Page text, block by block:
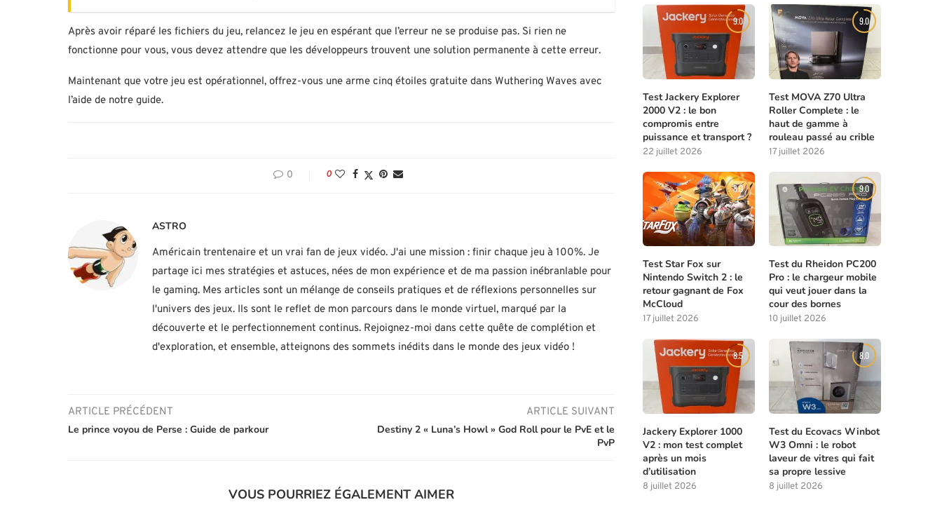
Après avoir réparé les fichiers du jeu, relancez le jeu en espérant que l’erreur ne se produise pas. Si rien ne
fonctionne pour vous, vous devez attendre que les développeurs trouvent une solution permanente à cette erreur.
Maintenant que votre jeu est opérationnel, offrez-vous une arme cinq étoiles gratuite dans Wuthering Waves avec
l’aide de notre guide.
0 0
ASTRO
Américain trentenaire et un vrai fan de jeux vidéo. J'ai une mission : finir chaque jeu à 100%. Je
partage ici mes stratégies et astuces, nées de mon expérience et de ma passion inébranlable pour
le gaming. Mes articles sont un mélange de conseils pratiques et de réflexions personnelles sur
l'univers des jeux. Ils sont le reflet de mon parcours dans le monde virtuel, marqué par la
découverte et le perfectionnement continus. Rejoignez-moi dans cette quête de complétion et
d'exploration, et ensemble, atteignons des sommets inédits dans le monde des jeux vidéo !
ARTICLE PRÉCÉDENT
Le prince voyou de Perse : Guide de parkour
ARTICLE SUIVANT
Destiny 2 « Luna’s Howl » God Roll pour le PvE et le
PvP
VOUS POURRIEZ ÉGALEMENT AIMER
9.0
Test Jackery Explorer
2000 V2 : le bon
compromis entre
puissance et transport ?
22 juillet 2026
9.0
Test MOVA Z70 Ultra
Roller Complete : le
haut de gamme à
rouleau passé au crible
17 juillet 2026
8.0
Test Star Fox sur
Nintendo Switch 2 : le
retour gagnant de Fox
McCloud
17 juillet 2026
9.0
Test du Rheidon PC200
Pro : le chargeur mobile
qui veut jouer dans la
cour des bornes
10 juillet 2026
8.5
Jackery Explorer 1000
V2 : mon test complet
après un mois
d’utilisation
8 juillet 2026
8.0
Test du Ecovacs Winbot
W3 Omni : le robot
laveur de vitres qui fait
sa propre lessive
8 juillet 2026